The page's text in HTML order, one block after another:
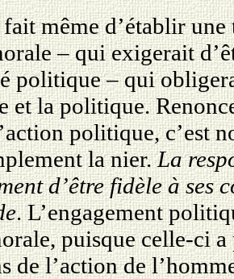
même d’établir
– qui exigerait
politique – qui
et la politique.
politique, c’est
la nier.La
d’être fidèle à ses
. L’engagement
puisque celle-ci
de l’action de